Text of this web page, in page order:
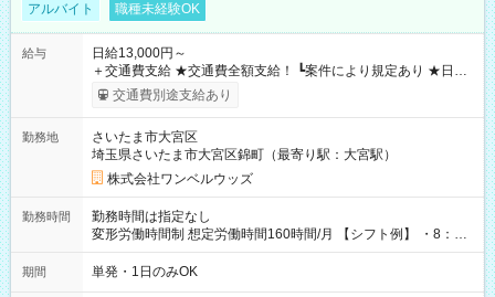
アルバイト 職種未経験OK
給与
日給13,000円～
＋交通費支給 ★交通費全額支給！ ┗案件により規定あり ★日払
いOK！（規定あり） ┗働いたその日に現金GET♪ お仕事後はコ
ンビニATMから 日払い分を引き落とせます！ 【試用期間】試
交通費別途支給あり
勤務地
さいたま市大宮区
埼玉県さいたま市大宮区錦町（最寄り駅：大宮駅）
株式会社ワンベルウッズ
勤務時間
勤務時間は指定なし
変形労働時間制 想定労働時間160時間/月 【シフト例】 ・8：00
～21：00
期間 単発・1日のみOK